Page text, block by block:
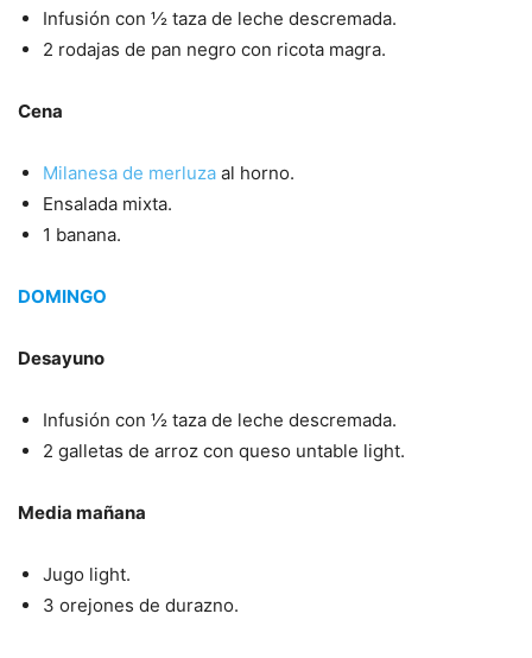
Infusión con ½ taza de leche descremada.
2 rodajas de pan negro con ricota magra.
Cena
Milanesa de merluza al horno.
Ensalada mixta.
1 banana.
DOMINGO
Desayuno
Infusión con ½ taza de leche descremada.
2 galletas de arroz con queso untable light.
Media mañana
Jugo light.
3 orejones de durazno.